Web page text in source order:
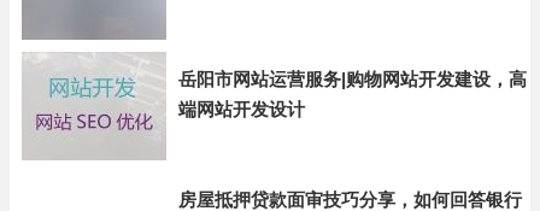
岳阳市网站运营服务|购物网站开发建设，高
端网站开发设计
房屋抵押贷款面审技巧分享，如何回答银行